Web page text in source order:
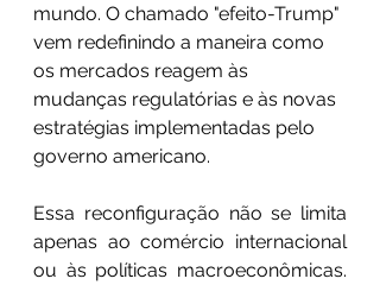
mundo. O chamado "efeito-Trump"
vem redefinindo a maneira como
os mercados reagem às
mudanças regulatórias e às novas
estratégias implementadas pelo
governo americano.
Essa reconfiguração não se limita
apenas ao comércio internacional
ou às políticas macroeconômicas.